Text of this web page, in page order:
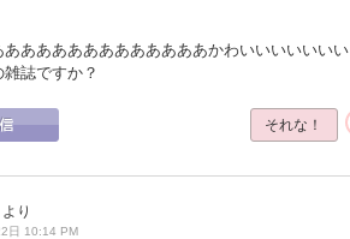
あああああああああああああかわいいいいいいい
誌ですか？
それな！
より
日 10:14 PM